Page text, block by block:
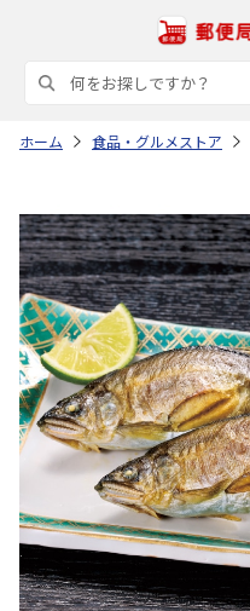
ホーム 食品・グルメストア